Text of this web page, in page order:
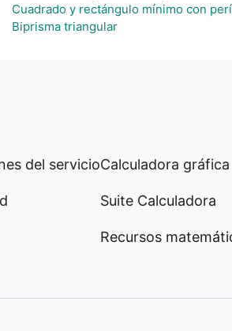
Cuadrado y rectángulo mínimo con
Biprisma triangular
del servicioCalculadora gráfica
Suite Calculadora
Recursos